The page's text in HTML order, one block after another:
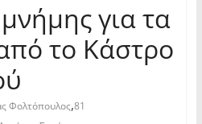
για τα
το Κάστρο
Φολτόπουλος,81